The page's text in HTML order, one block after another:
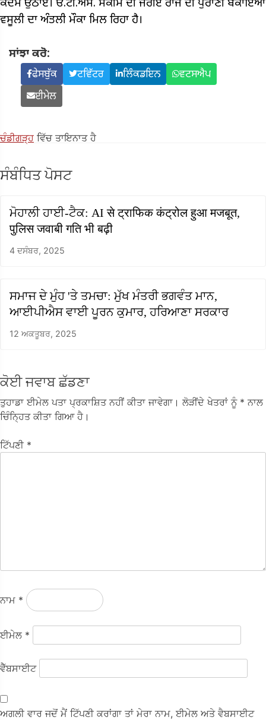
ਕਦਮ ਉਠਾਏ। ਓ.ਟੀ.ਐੱਸ. ਸਕੀਮ ਦੀ ਜਰੀਏ ਰਾਜ ਦੀ ਪੁਰਾਣੀ ਬਕਾਇਆ
ਵਸੂਲੀ ਦਾ ਅੰਤਲੀ ਮੌਕਾ ਮਿਲ ਰਿਹਾ ਹੈ।
ਸਾਂਝਾ ਕਰੋ:
ਫੇਸਬੁੱਕ ਟਵਿੱਟਰ ਲਿੰਕਡਇਨ
ਵਟਸਐਪ
ਈਮੇਲ
ਚੰਡੀਗੜ੍ਹ ਵਿੱਚ ਤਾਇਨਾਤ ਹੈ
ਸੰਬੰਧਿਤ ਪੋਸਟ
ਮੋਹਾਲੀ ਹਾਈ-ਟੈਕ: AI से ट्राफिक कंट्रोल हुआ मजबूत,
पुलिस जवाबी गति भी बढ़ी
4 ਦਸੰਬਰ, 2025
ਸਮਾਜ ਦੇ ਮੁੰਹ 'ਤੇ ਤਮਚਾ: ਮੁੱਖ ਮੰਤਰੀ ਭਗਵੰਤ ਮਾਨ,
ਆਈਪੀਐਸ ਵਾਈ ਪੂਰਨ ਕੁਮਾਰ, ਹਰਿਆਣਾ ਸਰਕਾਰ
12 ਅਕਤੂਬਰ, 2025
ਕੋਈ ਜਵਾਬ ਛੱਡਣਾ
ਤੁਹਾਡਾ ਈਮੇਲ ਪਤਾ ਪ੍ਰਕਾਸ਼ਿਤ ਨਹੀਂ ਕੀਤਾ ਜਾਵੇਗਾ। ਲੋੜੀਂਦੇ ਖੇਤਰਾਂ ਨੂੰ * ਨਾਲ
ਚਿੰਨ੍ਹਿਤ ਕੀਤਾ ਗਿਆ ਹੈ।
ਟਿੱਪਣੀ *
ਨਾਮ *
ਈਮੇਲ *
ਵੈੱਬਸਾਈਟ
ਅਗਲੀ ਵਾਰ ਜਦੋਂ ਮੈਂ ਟਿੱਪਣੀ ਕਰਾਂਗਾ ਤਾਂ ਮੇਰਾ ਨਾਮ, ਈਮੇਲ ਅਤੇ ਵੈਬਸਾਈਟ